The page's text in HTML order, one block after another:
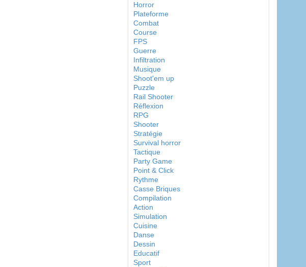
Horror
Plateforme
Combat
Course
FPS
Guerre
Infiltration
Musique
Shoot'em up
Puzzle
Rail Shooter
Réflexion
RPG
Shooter
Stratégie
Survival horror
Tactique
Party Game
Point & Click
Rythme
Casse Briques
Compilation
Action
Simulation
Cuisine
Danse
Dessin
Educatif
Sport